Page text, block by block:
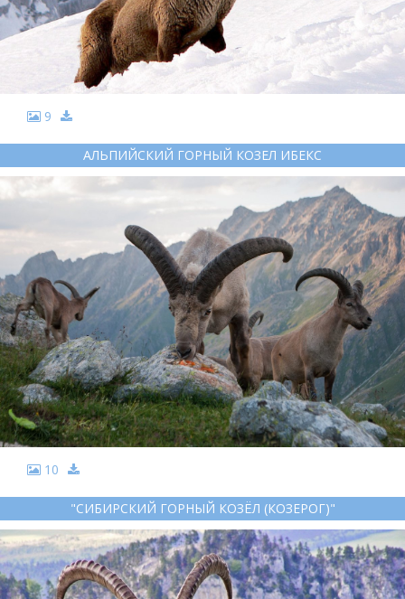
9
АЛЬПИЙСКИЙ ГОРНЫЙ КОЗЕЛ ИБЕКС
10
"СИБИРСКИЙ ГОРНЫЙ КОЗЁЛ (КОЗЕРОГ)"